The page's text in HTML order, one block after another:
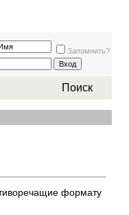
Запомнить?
Поиск
формату